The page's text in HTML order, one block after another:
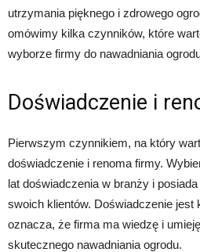
utrzymania pięknego i zdrowego
omówimy kilka czynników, które
wyborze firmy do nawadniania
Doświadczenie i
Pierwszym czynnikiem, na który
doświadczenie i renoma firmy.
lat doświadczenia w branży i
swoich klientów. Doświadczenie jest
oznacza, że firma ma wiedzę i
skutecznego nawadniania ogrodu.